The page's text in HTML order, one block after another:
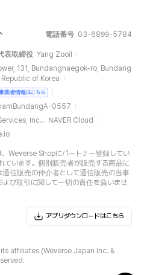
電話番号 03-6899-5784
表取締役 Yang Zooil
131, Bundangnaegok-ro, Bundang
of Korea
業者情報はこちら
0557
Inc.、NAVER Cloud
Weverse Shopにパートナー登録してい
ています。個別販売者が販売する商品に
信販売の仲介者として通信販売の当事
び取引に関して一切の責任を負いませ
アプリダウンロードはこちら
affiliates (Weverse Japan Inc. &